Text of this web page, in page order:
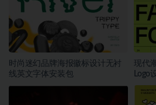
时尚迷幻品牌海报徽标设计无衬
线英文字体安装包
现代
Logo
装包